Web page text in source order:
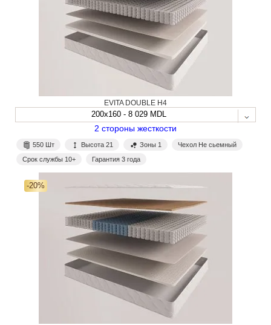
EVITA DOUBLE H4
200x160 - 8 029 MDL
2 стороны жесткости
550 Шт Высота 21 Зоны 1
Чехол Не сьемный
Срок службы 10+
Гарантия 3 года
-20%